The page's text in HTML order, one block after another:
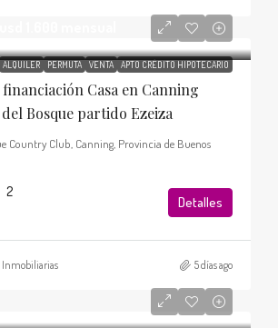
ALQUILER PERMUTA VENTA APTO CRÉDITO HIPOTECARIO
Casa en Canning
Bosque partido Ezeiza
Country Club, Canning, Provincia de Buenos
2
Detalles
Inmobiliarias 5 días ago